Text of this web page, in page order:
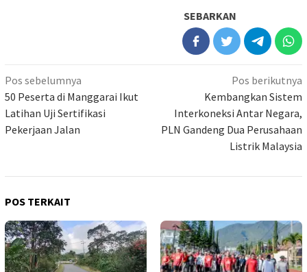
SEBARKAN
Navigasi
pos
Pos sebelumnya
50 Peserta di Manggarai Ikut
Latihan Uji Sertifikasi
Pekerjaan Jalan
Pos berikutnya
Kembangkan Sistem
Interkoneksi Antar Negara,
PLN Gandeng Dua Perusahaan
Listrik Malaysia
POS TERKAIT